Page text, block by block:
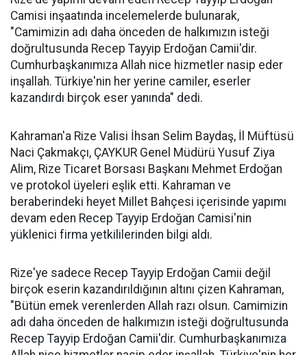
Camisi inşaatında incelemelerde bulunarak,
"Camimizin adı daha önceden de halkımızın isteği
doğrultusunda Recep Tayyip Erdoğan Camii'dir.
Cumhurbaşkanımıza Allah nice hizmetler nasip eder
inşallah. Türkiye'nin her yerine camiler, eserler
kazandırdı birçok eser yanında" dedi.
Kahraman'a Rize Valisi İhsan Selim Baydaş, İl Müftüsü
Naci Çakmakçı, ÇAYKUR Genel Müdürü Yusuf Ziya
Alim, Rize Ticaret Borsası Başkanı Mehmet Erdoğan
ve protokol üyeleri eşlik etti. Kahraman ve
beraberindeki heyet Millet Bahçesi içerisinde yapımı
devam eden Recep Tayyip Erdoğan Camisi'nin
yüklenici firma yetkililerinden bilgi aldı.
Rize'ye sadece Recep Tayyip Erdoğan Camii değil
birçok eserin kazandırıldığının altını çizen Kahraman,
"Bütün emek verenlerden Allah razı olsun. Camimizin
adı daha önceden de halkımızın isteği doğrultusunda
Recep Tayyip Erdoğan Camii'dir. Cumhurbaşkanımıza